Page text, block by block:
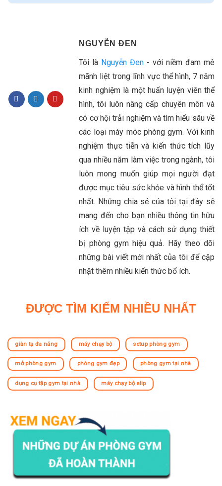
NGUYỄN ĐEN
Tôi là Nguyễn Đen - với niềm đam mê
mãnh liệt trong lĩnh vực thể hình, 7 năm
kinh nghiệm là một huấn luyện viên thể
hình, tôi luôn nâng cấp chuyên môn và
có cơ hội trải nghiệm và tìm hiểu sâu về
các loại máy móc phòng gym. Với kinh
nghiệm thực tiễn và kiến thức tích lũy
qua nhiều năm làm việc trong ngành, tôi
luôn mong muốn giúp mọi người đạt
được mục tiêu sức khỏe và hình thể tốt
nhất. Những chia sẻ của tôi tại đây sẽ
mang đến cho bạn nhiều thông tin hữu
ích về luyện tập và cách sử dụng thiết
bị phòng gym hiệu quả. Hãy theo dõi
những bài viết mới nhất của tôi để cập
nhật thêm nhiều kiến thức bổ ích.
ĐƯỢC TÌM KIẾM NHIỀU NHẤT
giàn tạ đa năng máy chạy bộ setup phòng gym
mở phòng gym phòng gym đẹp phòng gym tại nhà
dụng cụ tập gym tại nhà máy chạy bộ elip